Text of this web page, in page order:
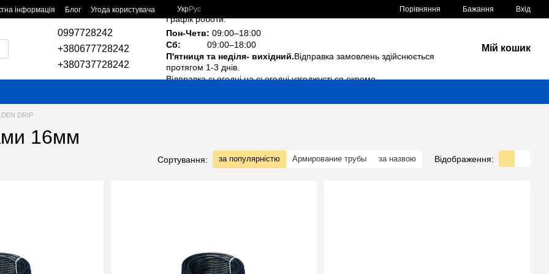
інформація Блог Угода користувача УкрРус Порівняння Бажання Вхід
0997728242
+380677728242
+380737728242
Графік роботи:
Пон-Четв: 09:00–18:00
Сб:
09:00–18:00
П'ятниця та неділя- вихідний.Відправка замовлень здійснюється
протягом 1-3 днів.
Відправка сьогодні на сьогодні узгоджується окремо.
Мій кошик
DRIP
16мм
Сортування: за популярністю Армирование трубы за назвою Відображення: